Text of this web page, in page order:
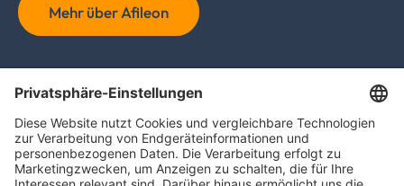
Mehr über Afileon